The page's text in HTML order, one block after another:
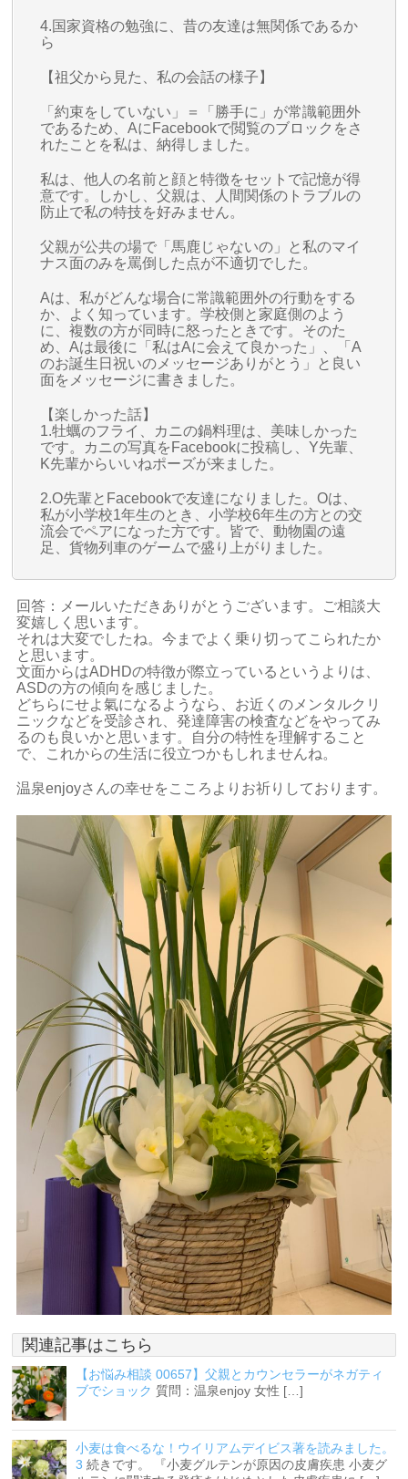
4.国家資格の勉強に、昔の友達は無関係であるか
ら
【祖父から見た、私の会話の様子】
「約束をしていない」＝「勝手に」が常識範囲外
であるため、AにFacebookで閲覧のブロックをさ
れたことを私は、納得しました。
私は、他人の名前と顔と特徴をセットで記憶が得
意です。しかし、父親は、人間関係のトラブルの
防止で私の特技を好みません。
父親が公共の場で「馬鹿じゃないの」と私のマイ
ナス面のみを罵倒した点が不適切でした。
Aは、私がどんな場合に常識範囲外の行動をする
か、よく知っています。学校側と家庭側のよう
に、複数の方が同時に怒ったときです。そのた
め、Aは最後に「私はAに会えて良かった」、「A
のお誕生日祝いのメッセージありがとう」と良い
面をメッセージに書きました。
【楽しかった話】
1.牡蠣のフライ、カニの鍋料理は、美味しかった
です。カニの写真をFacebookに投稿し、Y先輩、
K先輩からいいねポーズが来ました。
2.O先輩とFacebookで友達になりました。Oは、
私が小学校1年生のとき、小学校6年生の方との交
流会でペアになった方です。皆で、動物園の遠
足、貨物列車のゲームで盛り上がりました。
回答：メールいただきありがとうございます。ご相談大
変嬉しく思います。
それは大変でしたね。今までよく乗り切ってこられたか
と思います。
文面からはADHDの特徴が際立っているというよりは、
ASDの方の傾向を感じました。
どちらにせよ氣になるようなら、お近くのメンタルクリ
ニックなどを受診され、発達障害の検査などをやってみ
るのも良いかと思います。自分の特性を理解すること
で、これからの生活に役立つかもしれませんね。
温泉enjoyさんの幸せをこころよりお祈りしております。
関連記事はこちら
【お悩み相談 00657】父親とカウンセラーがネガティ
ブでショック 質問：温泉enjoy 女性 […]
小麦は食べるな！ウイリアムデイビス著を読みました。
3 続きです。 『小麦グルテンが原因の皮膚疾患 小麦グ